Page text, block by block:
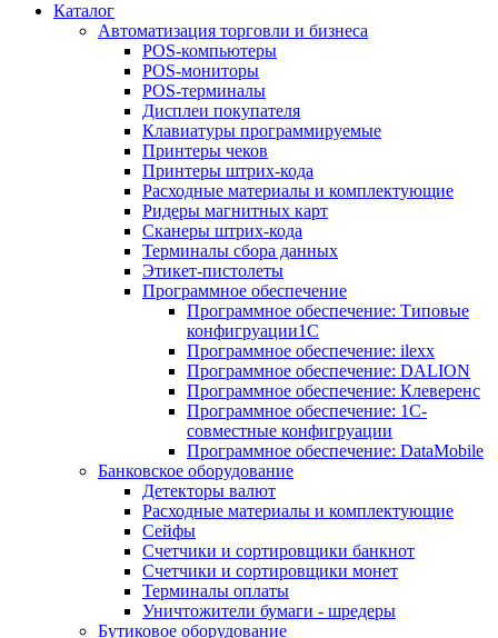
Каталог
Автоматизация торговли и бизнеса
POS-компьютеры
POS-мониторы
POS-терминалы
Дисплеи покупателя
Клавиатуры программируемые
Принтеры чеков
Принтеры штрих-кода
Расходные материалы и комплектующие
Ридеры магнитных карт
Сканеры штрих-кода
Терминалы сбора данных
Этикет-пистолеты
Программное обеспечение
Программное обеспечение: Типовые
конфигруации1С
Программное обеспечение: ilexx
Программное обеспечение: DALION
Программное обеспечение: Клеверенс
Программное обеспечение: 1С-
совместные конфигруации
Программное обеспечение: DataMobile
Банковское оборудование
Детекторы валют
Расходные материалы и комплектующие
Сейфы
Счетчики и сортировщики банкнот
Счетчики и сортировщики монет
Терминалы оплаты
Уничтожители бумаги - шредеры
Бутиковое оборудование